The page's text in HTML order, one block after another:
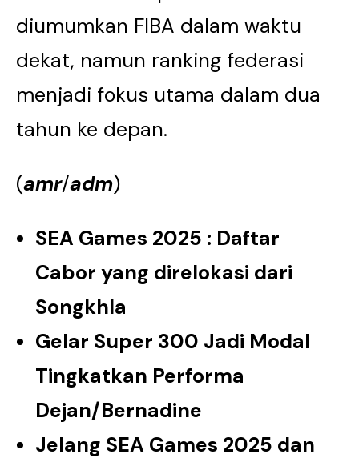
diumumkan FIBA dalam waktu
dekat, namun ranking federasi
menjadi fokus utama dalam dua
tahun ke depan.
(amr/adm)
SEA Games 2025 : Daftar
Cabor yang direlokasi dari
Songkhla
Gelar Super 300 Jadi Modal
Tingkatkan Performa
Dejan/Bernadine
Jelang SEA Games 2025 dan